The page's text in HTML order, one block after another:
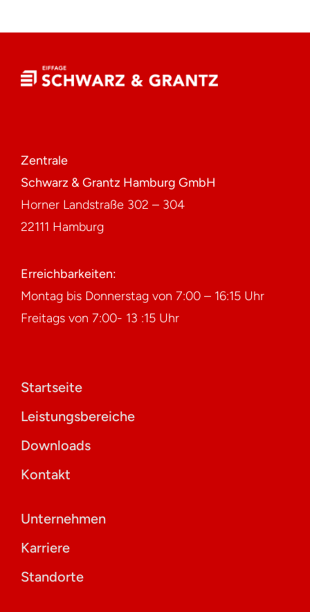
Zentrale
Schwarz & Grantz Hamburg GmbH
Horner Landstraße 302 – 304
22111 Hamburg
Erreichbarkeiten:
Montag bis Donnerstag von 7:00 – 16:15 Uhr
Freitags von 7:00- 13 :15 Uhr
Startseite
Leistungsbereiche
Downloads
Kontakt
Unternehmen
Karriere
Standorte